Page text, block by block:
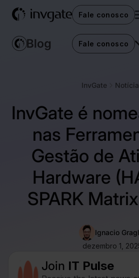
Fale conosco
Fale conosco
InvGate
InvGate é
nas
Gestão de
Hardware
SPARK
Ignacio
dezembro 1,
Join IT Pulse